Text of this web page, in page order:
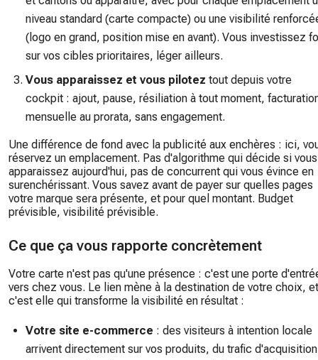
niveau standard (carte compacte) ou une visibilité
(logo en grand, position mise en avant). Vous investissez
sur vos cibles prioritaires, léger ailleurs.
Vous apparaissez et vous pilotez tout depuis votre
cockpit : ajout, pause, résiliation à tout moment,
mensuelle au prorata, sans engagement.
Une différence de fond avec la publicité aux enchères : ici,
réservez un emplacement. Pas d'algorithme qui décide si vous
apparaissez aujourd'hui, pas de concurrent qui vous évince en
surenchérissant. Vous savez avant de payer sur quelles pages
votre marque sera présente, et pour quel montant. Budget
prévisible, visibilité prévisible.
Ce que ça vous rapporte concrètement
Votre carte n'est pas qu'une présence : c'est une porte
vers chez vous. Le lien mène à la destination de votre choix, et
c'est elle qui transforme la visibilité en résultat :
Votre site e-commerce : des visiteurs à intention locale
arrivent directement sur vos produits, du trafic d'acquisition